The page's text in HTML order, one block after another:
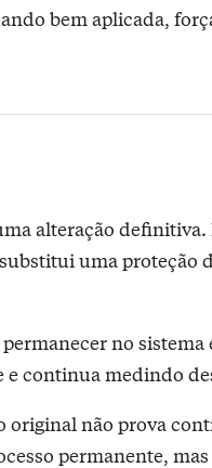
bem aplicada,
alteração
uma proteção
no
continua medindo
não prova
permanente,